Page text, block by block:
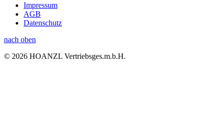
Impressum
AGB
Datenschutz
nach oben
© 2026 HOANZL Vertriebsges.m.b.H.